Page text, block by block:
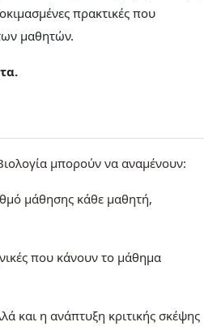
πρακτικές που
μαθητών.
μπορούν να αναμένουν:
μάθησης κάθε μαθητή,
που κάνουν το μάθημα
και η ανάπτυξη κριτικής σκέψης